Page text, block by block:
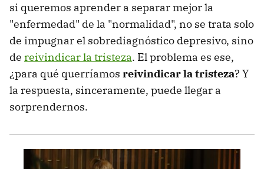
si queremos aprender a separar mejor la
"enfermedad" de la "normalidad", no se trata solo
de impugnar el sobrediagnóstico depresivo, sino
de reivindicar la tristeza. El problema es ese,
¿para qué querríamos reivindicar la tristeza? Y
la respuesta, sinceramente, puede llegar a
sorprendernos.